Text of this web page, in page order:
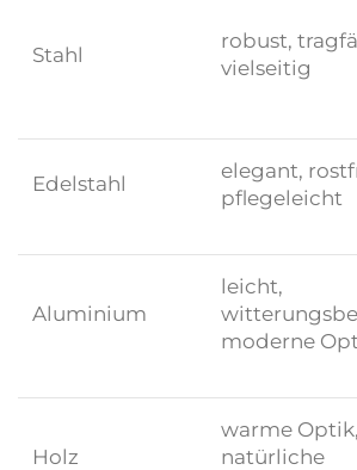
Stahl
robust,
vielseitig
Edelstahl
elegant,
pflegeleicht
Aluminium
leicht,
moderne
Holz
warme Optik,
natürliche